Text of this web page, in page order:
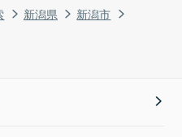
新潟県
新潟市